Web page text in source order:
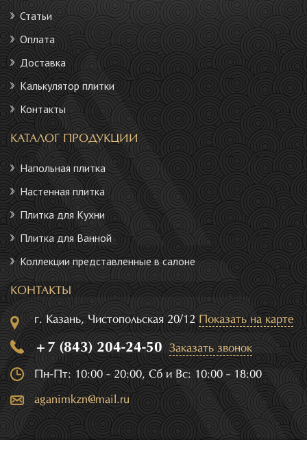
Статьи
Оплата
Доставка
Калькулятор плитки
Контакты
КАТАЛОГ ПРОДУКЦИИ
Напольная плитка
Настенная плитка
Плитка для Кухни
Плитка для Ванной
Коллекции представленные в салоне
КОНТАКТЫ
г. Казань, Чистопольская 20/12 Показать на карте
+7 (843) 204-24-50 Заказать звонок
Пн-Пт: 10:00 - 20:00, Сб и Вс: 10:00 - 18:00
aganimkzn@mail.ru